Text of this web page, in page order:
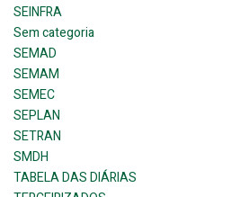
SEINFRA
Sem categoria
SEMAD
SEMAM
SEMEC
SEPLAN
SETRAN
SMDH
TABELA DAS DIÁRIAS